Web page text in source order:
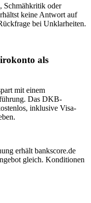
Schmähkritik oder
keine Antwort auf
bei Unklarheiten.
als
mit einem
Das DKB-
inklusive Visa-
erhält bankscore.de
gleich. Konditionen